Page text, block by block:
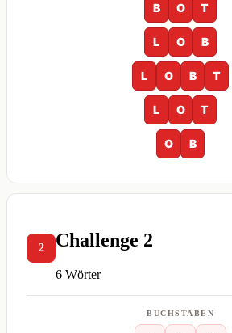
B
O T
L O B
L O B T
L O T
O B
2 Challenge 2
6 Wörter
BUCHSTABEN